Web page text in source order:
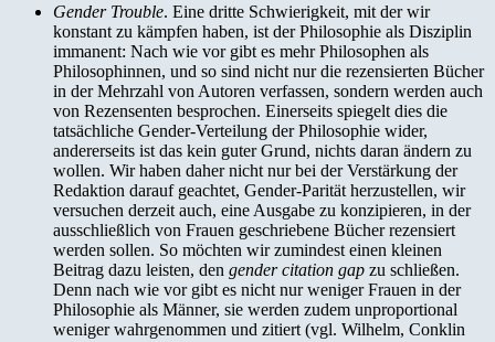
Gender Trouble. Eine dritte Schwierigkeit, mit der wir
konstant zu kämpfen haben, ist der Philosophie als Disziplin
immanent: Nach wie vor gibt es mehr Philosophen als
Philosophinnen, und so sind nicht nur die rezensierten Bücher
in der Mehrzahl von Autoren verfassen, sondern werden auch
von Rezensenten besprochen. Einerseits spiegelt dies die
tatsächliche Gender-Verteilung der Philosophie wider,
andererseits ist das kein guter Grund, nichts daran ändern zu
wollen. Wir haben daher nicht nur bei der Verstärkung der
Redaktion darauf geachtet, Gender-Parität herzustellen, wir
versuchen derzeit auch, eine Ausgabe zu konzipieren, in der
ausschließlich von Frauen geschriebene Bücher rezensiert
werden sollen. So möchten wir zumindest einen kleinen
Beitrag dazu leisten, den gender citation gap zu schließen.
Denn nach wie vor gibt es nicht nur weniger Frauen in der
Philosophie als Männer, sie werden zudem unproportional
weniger wahrgenommen und zitiert (vgl. Wilhelm, Conklin